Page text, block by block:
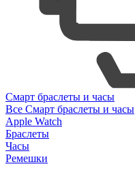
Смарт браслеты и часы
Все Смарт браслеты и часы
Apple Watch
Браслеты
Часы
Ремешки